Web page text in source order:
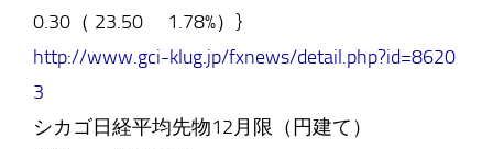
0.30（ 23.50 1.78%）}
http://www.gci-klug.jp/fxnews/detail.php?id=8620
3
シカゴ日経平均先物12月限（円建て）